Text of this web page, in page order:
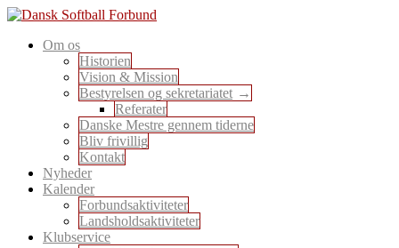
Skip
content
Dansk Softball Forbund
En sport for alle
Om os
Historien
Vision & Mission
Bestyrelsen og sekretariatet
Referater
Danske Mestre gennem tiderne
Bliv frivillig
Kontakt
Nyheder
Kalender
Forbundsaktiviteter
Landsholdsaktiviteter
Klubservice